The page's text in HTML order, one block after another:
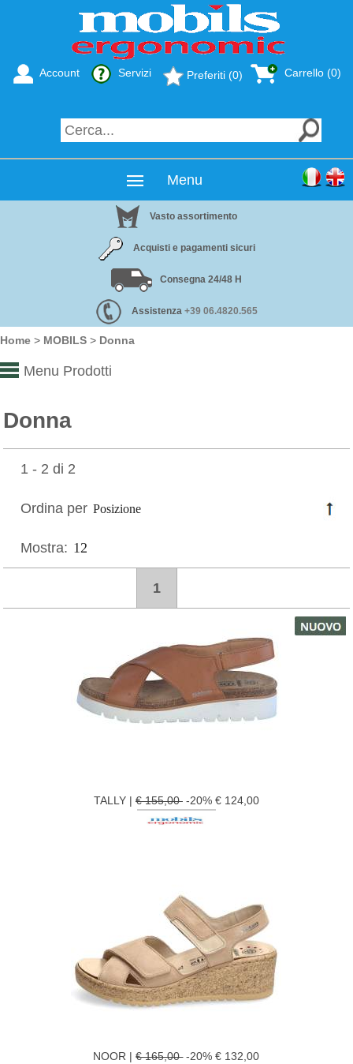
Carrello (0)
Preferiti (0)
Servizi
Account
Menu
Vasto assortimento
Acquisti e pagamenti sicuri
Consegna 24/48 H
Assistenza +39 06.4820.565
Home > MOBILS > Donna
Menu Prodotti
Donna
1 - 2 di 2
Ordina per
Mostra:
1
TALLY | € 155,00-20% € 124,00
NOOR |€ 165,00-20% € 132,00